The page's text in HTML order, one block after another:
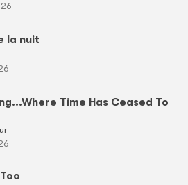
la nuit
Time Has Ceased To